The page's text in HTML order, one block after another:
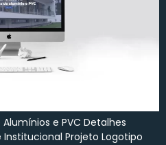
e PVC Detalhes
Projeto Logotipo